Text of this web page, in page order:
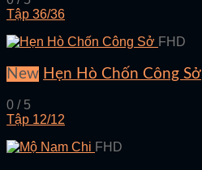
Tập 36/36
FHD
New Hẹn Hò Chốn Công Sở
0 / 5
Tập 12/12
FHD